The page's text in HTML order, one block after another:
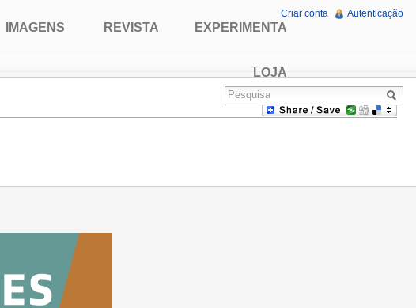
IMAGENS REVISTA EXPERIMENTA
LOJA
Criar conta Autenticação